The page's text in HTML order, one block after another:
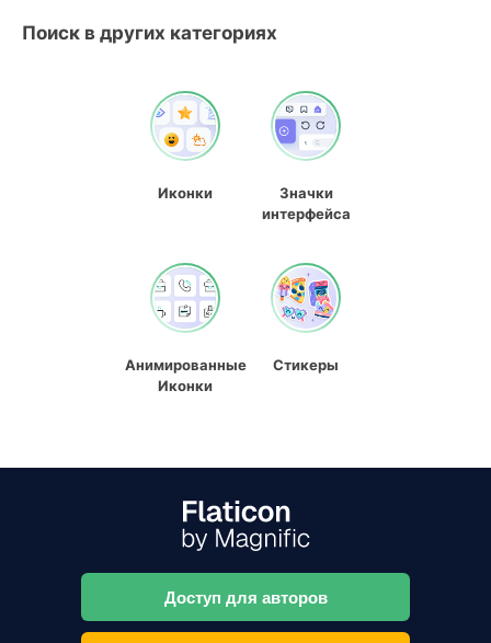
Поиск в других категориях
Иконки
Значки
интерфейса
Анимированные
Иконки
Стикеры
Доступ для авторов